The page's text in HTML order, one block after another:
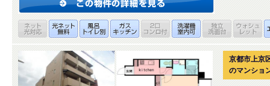
京都市上京
のマンショ